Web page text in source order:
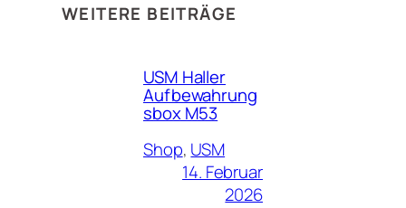
WEITERE BEITRÄGE
USM Haller
Aufbewahrung
sbox M53
Shop, USM
14. Februar
2026